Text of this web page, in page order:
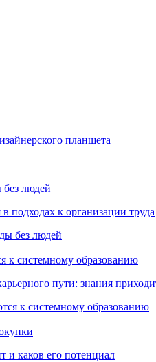
планшета
без людей
подходах к организации труда
к системному образованию
пути: знания
и каков его потенциал